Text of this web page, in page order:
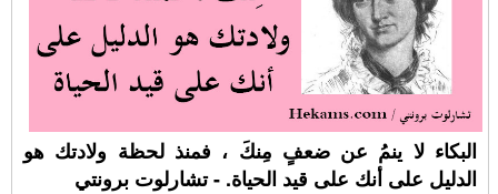
البكاء لا ينمُ عن ضعفٍ مِنكَ ، فمنذ لحظة ولادتك هو
الدليل على أنك على قيد الحياة. - تشارلوت برونتي